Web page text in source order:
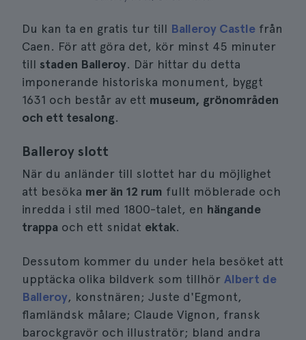
Du kan ta en gratis tur till Balleroy Castle från
Caen. För att göra det, kör minst 45 minuter
till staden Balleroy. Där hittar du detta
imponerande historiska monument, byggt
1631 och består av ett museum, grönområden
och ett tesalong.
Balleroy slott
När du anländer till slottet har du möjlighet
att besöka mer än 12 rum fullt möblerade och
inredda i stil med 1800-talet, en hängande
trappa och ett snidat ektak.
Dessutom kommer du under hela besöket att
upptäcka olika bildverk som tillhör Albert de
Balleroy, konstnären; Juste d'Egmont,
flamländsk målare; Claude Vignon, fransk
barockgravör och illustratör; bland andra